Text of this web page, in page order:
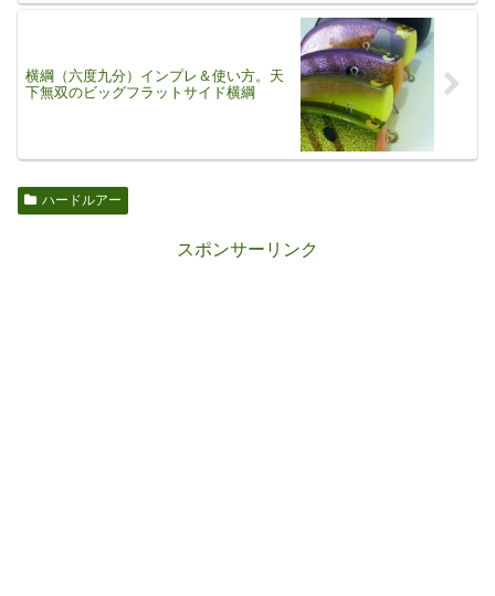
横綱（六度九分）インプレ＆使い方。天
下無双のビッグフラットサイド横綱
ハードルアー
スポンサーリンク